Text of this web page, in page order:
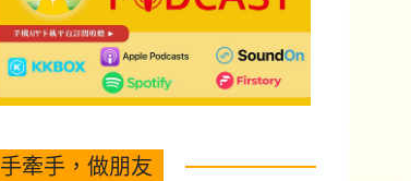
手牽手，做朋友